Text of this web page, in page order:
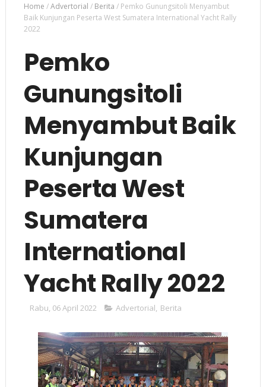
Home /Advertorial / Berita / Pemko Gunungsitoli Menyambut
Baik Kunjungan Peserta West Sumatera International Yacht Rally
2022
Pemko
Gunungsitoli
Menyambut Baik
Kunjungan
Peserta West
Sumatera
International
Yacht Rally 2022
Rabu, 06 April 2022 Advertorial, Berita